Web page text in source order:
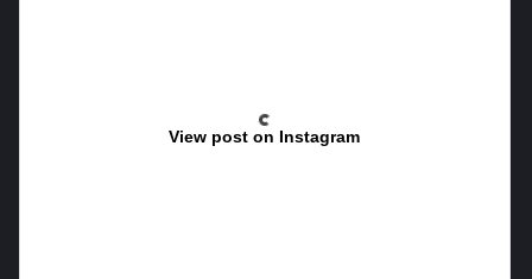
View post on Instagram